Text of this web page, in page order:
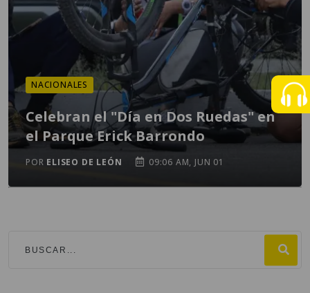
NACIONALES
Celebran el "Día en Dos Ruedas" en
el Parque Erick Barrondo
POR ELISEO DE LEÓN 09:06 AM, JUN 01